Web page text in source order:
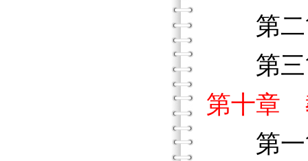
第二
第三
第十章
第一